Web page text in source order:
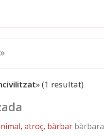
» (1 resultat)
, atroç, bàrbar bàrbara